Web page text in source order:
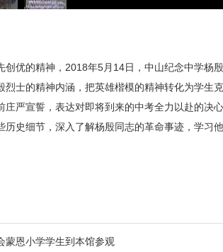
优的精神，2018年5月14日，中山纪念中学杨
烈士的精神内涵，把英雄楷模的精神转化为学生
严宣誓，表达对即将到来的中考全力以赴的决
史细节，深入了解杨殷同志的革命事迹，学习
恩小学学生到本馆参观